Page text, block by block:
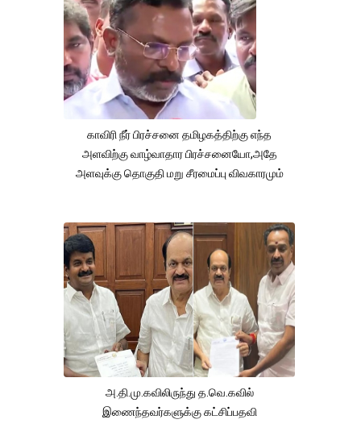
காவிரி நீர் பிரச்சனை தமிழகத்திற்கு எந்த
அளவிற்கு வாழ்வாதார பிரச்சனையோ,அதே
அளவுக்கு தொகுதி மறு சீரமைப்பு விவகாரமும்
அ.தி.மு.கவிலிருந்து த.வெ.கவில்
இணைந்தவர்களுக்கு கட்சிப்பதவி